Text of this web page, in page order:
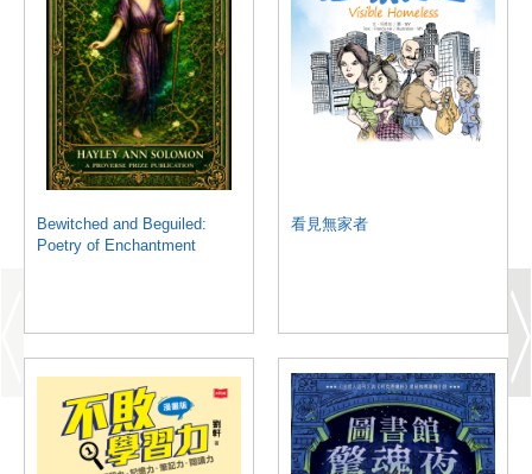
Bewitched and Beguiled:
Poetry of Enchantment
看見無家者